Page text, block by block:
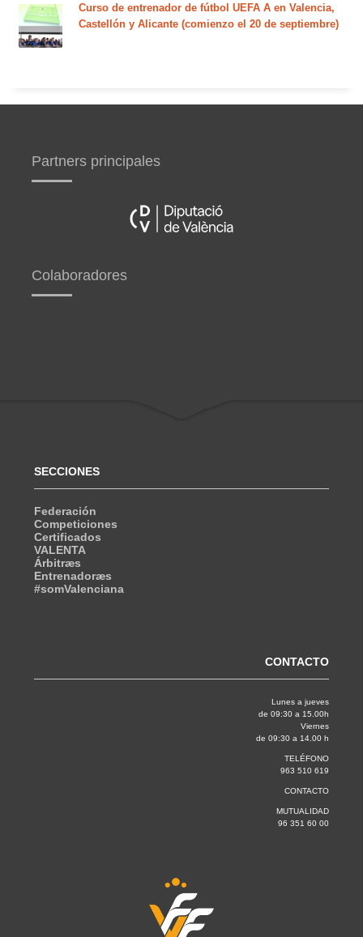
Curso de entrenador de fútbol UEFA A en Valencia,
Castellón y Alicante (comienzo el 20 de septiembre)
Partners principales
Colaboradores
SECCIONES
Federación
Competiciones
Certificados
VALENTA
Árbitræs
Entrenadoræs
#somValenciana
CONTACTO
Lunes a jueves
de 09:30 a 15.00h
Viernes
de 09:30 a 14.00 h
TELÉFONO
963 510 619
CONTACTO
MUTUALIDAD
96 351 60 00